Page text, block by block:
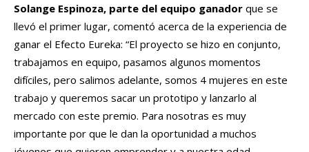
Solange Espinoza, parte del equipo ganador que se
llevó el primer lugar, comentó acerca de la experiencia de
ganar el Efecto Eureka: “El proyecto se hizo en conjunto,
trabajamos en equipo, pasamos algunos momentos
difíciles, pero salimos adelante, somos 4 mujeres en este
trabajo y queremos sacar un prototipo y lanzarlo al
mercado con este premio. Para nosotras es muy
importante por que le dan la oportunidad a muchos